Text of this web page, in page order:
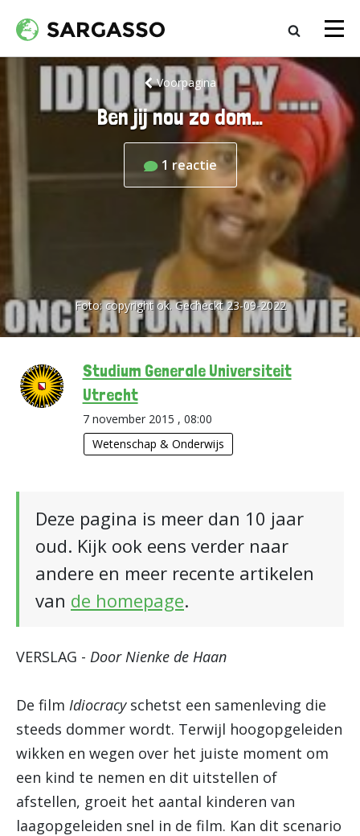
Voorpagina
Ben jij nou zo dom…
1 reactie
Foto:copyright ok. Gecheckt 23-09-2022
Studium Generale Universiteit
Utrecht
7 november 2015 , 08:00
Wetenschap & Onderwijs
Deze pagina is meer dan 10 jaar
oud. Kijk ook eens verder naar
andere en meer recente artikelen
van de homepage.
VERSLAG - Door Nienke de Haan
De film Idiocracyschetst een samenleving die
steeds dommer wordt. Terwijl hoogopgeleiden
wikken en wegen over het juiste moment om
een kind te nemen en dit uitstellen of
afstellen, groeit het aantal kinderen van
laagopgeleiden snel in de film. Kan dit scenario